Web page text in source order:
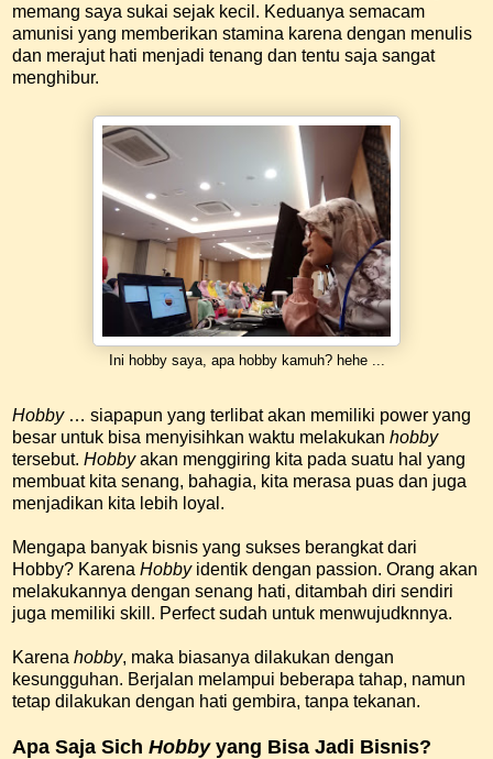
memang saya sukai sejak kecil. Keduanya semacam
amunisi yang memberikan stamina karena dengan menulis
dan merajut hati menjadi tenang dan tentu saja sangat
menghibur.
Ini hobby saya, apa hobby kamuh? hehe ...
Hobby… siapapun yang terlibat akan memiliki power yang
besar untuk bisa menyisihkan waktu melakukan hobby
tersebut. Hobbyakan menggiring kita pada suatu hal yang
membuat kita senang, bahagia, kita merasa puas dan juga
menjadikan kita lebih loyal.
Mengapa banyak bisnis yang sukses berangkat dari
Hobby? Karena Hobbyidentik dengan passion. Orang akan
melakukannya dengan senang hati, ditambah diri sendiri
juga memiliki skill. Perfect sudah untuk menwujudknnya.
Karena hobby, maka biasanya dilakukan dengan
kesungguhan. Berjalan melampui beberapa tahap, namun
tetap dilakukan dengan hati gembira, tanpa tekanan.
Apa Saja Sich Hobbyyang Bisa Jadi Bisnis?